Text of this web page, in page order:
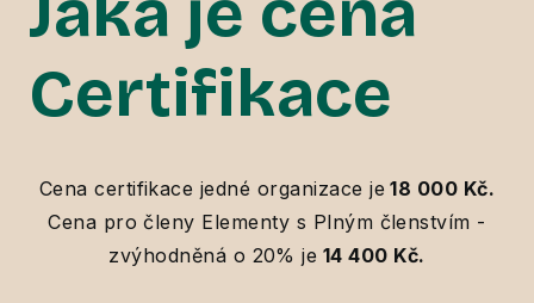
Certifikace
Cena certifikace jedné organizace je 18 000 Kč.
Cena pro členy Elementy s Plným členstvím -
zvýhodněná o 20% je 14 400 Kč.